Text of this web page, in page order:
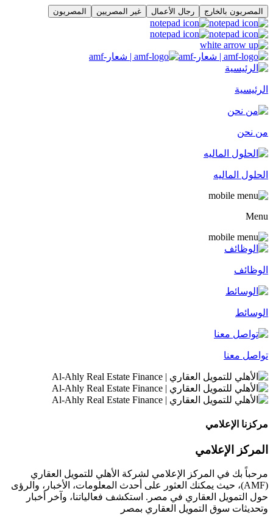
المصريون بالخارج رجال الأعمال غير المصريين المصريون
الرئيسية
من نحن
الحلول الماليه
Menu
الوظائف
الوسائط
تواصل معنا
مركزنا الإعلامي
المركز الإعلامي
مرحباً بك في المركز الإعلامي لشركة الأهلي للتمويل العقاري
(AMF)، حيث يمكنك العثور على أحدث المعلومات، الأخبار، والرؤى
حول التمويل العقاري في مصر. استكشف فعالياتنا، وآخر أخبار
وتحديثات سوق التمويل العقاري بمصر